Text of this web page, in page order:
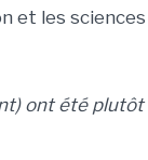
et les sciences
ont été plutôt